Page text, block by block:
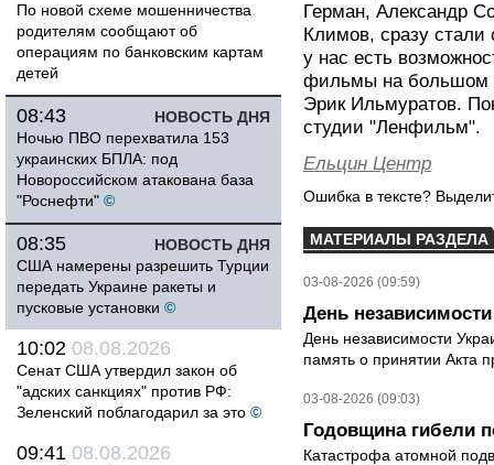
По новой схеме мошенничества
родителям сообщают об
операциям по банковским картам
детей
НОВОСТЬ ДНЯ
08:43
Ночью ПВО перехватила 153
украинских БПЛА: под
Новороссийском атакована база
"Роснефти" ©
НОВОСТЬ ДНЯ
08:35
США намерены разрешить Турции
передать Украине ракеты и
пусковые установки ©
10:02 08.08.2026
Сенат США утвердил закон об
"адских санкциях" против РФ:
Зеленский поблагодарил за это ©
09:41 08.08.2026
Герман, Александр
Климов, сразу стали
у нас есть
фильмы на большом
Эрик Ильмуратов.
студии "Ленфильм".
Ельцин Центр
Ошибка в тексте?
МАТЕРИАЛЫ РАЗДЕЛА
03-08-2026 (09:59)
День
День независимости
память о принятии Акта
03-08-2026 (09:03)
Годовщина гибели
Катастрофа атомной